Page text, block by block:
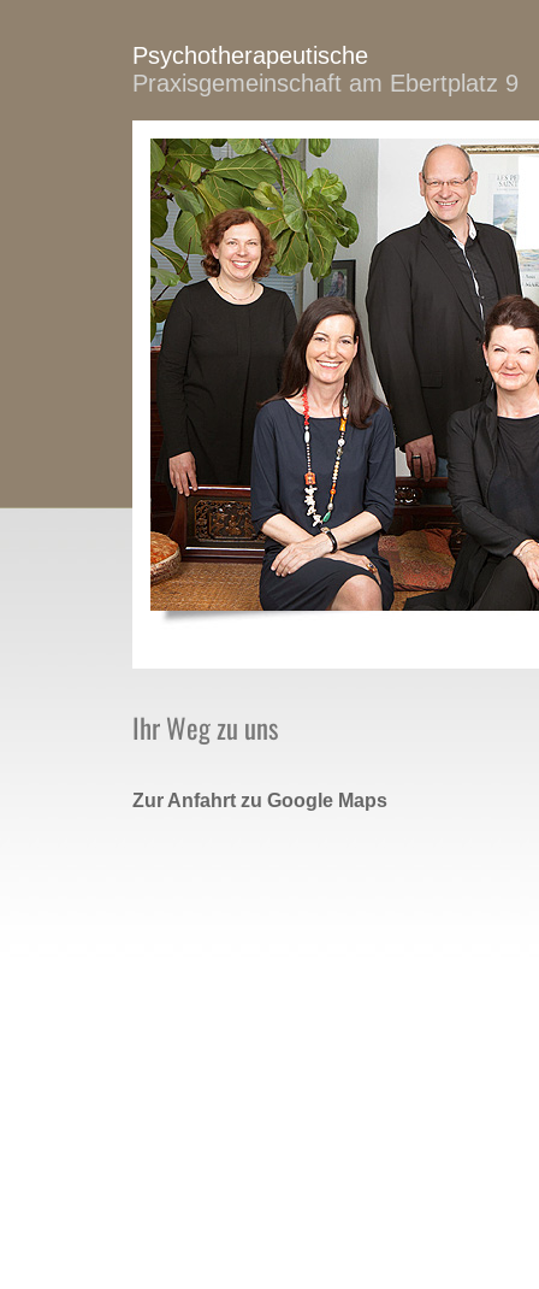
Psychotherapeutische
Praxisgemeinschaft am Ebertplatz 9
Ihr Weg zu uns
Zur Anfahrt zu Google Maps